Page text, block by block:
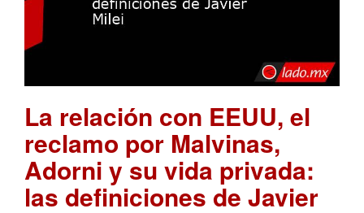
La relación con EEUU, el
reclamo por Malvinas,
Adorni y su vida privada:
las definiciones de Javier